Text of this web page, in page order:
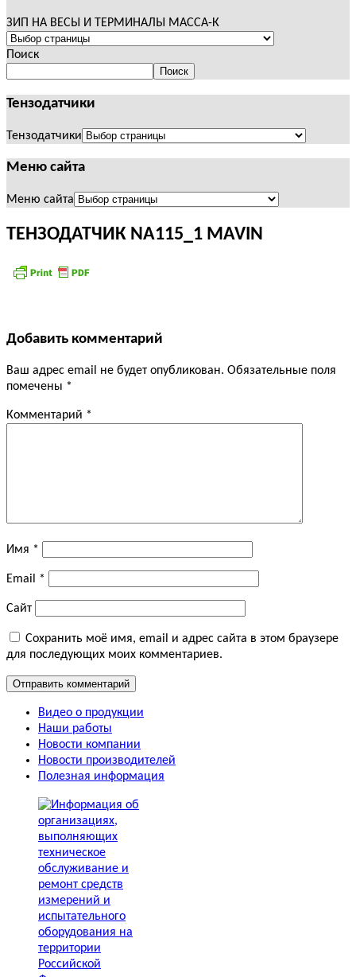
ЗИП НА ВЕСЫ И ТЕРМИНАЛЫ МАССА-К
Поиск
Поиск
Тензодатчики
Тензодатчики
Меню сайта
Меню сайта
ТЕНЗОДАТЧИК NA115_1 MAVIN
Добавить комментарий
Ваш адрес email не будет опубликован. Обязательные поля
помечены *
Комментарий *
Имя *
Email *
Сайт
Сохранить моё имя, email и адрес сайта в этом браузере
для последующих моих комментариев.
Видео о продукции
Наши работы
Новости компании
Новости производителей
Полезная информация